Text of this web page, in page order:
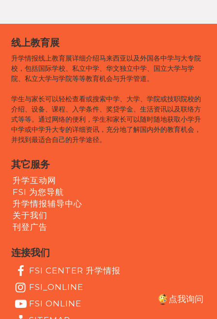
点我询问
线上教育展
升学情报线上教育展详细介绍马来西亚以及外国各中学与大专院
校，包括国际学校、私立中学、华文独立中学、国立大学与学
院、私立大学与学院等等教育机会与升学管道。
学生与家长可以轻松查看或搜索中学、大学、学院或技职院校的
介绍、设备、课程、入学条件、奖贷学金、生活资讯以及联络方
式等等。通过网络的便利，学生和家长可以随时随地获取小学升
中学或中学升大专的详细资讯，充分地了解国内外的教育机会，
并找到最适合自己的升学途径。
其它服务
升学互动网
FSI 为您导航
升学情报辅导中心
关于我们
刊登广告
连接我们
FSI CENTER 升学情报
FSI_ONLINE
FSI ONLINE